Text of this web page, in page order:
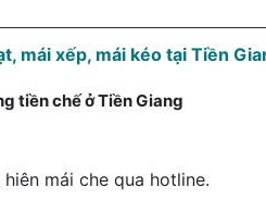
mái xếp, mái kéo tại Tiền
tiền chế ở Tiền Giang
mái che qua hotline.